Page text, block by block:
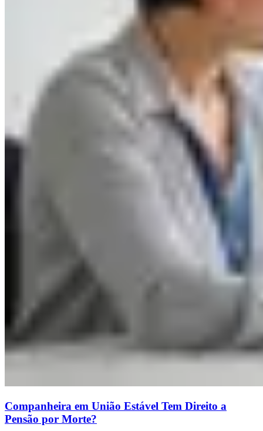
Companheira em União Estável Tem Direito a
Pensão por Morte?